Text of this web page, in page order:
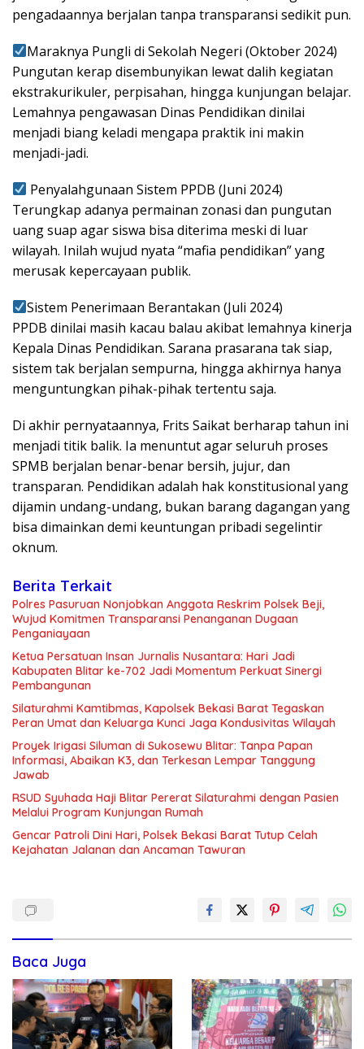
pengadaannya berjalan tanpa transparansi sedikit pun.
Maraknya Pungli di Sekolah Negeri (Oktober 2024)
Pungutan kerap disembunyikan lewat dalih kegiatan
ekstrakurikuler, perpisahan, hingga kunjungan belajar.
Lemahnya pengawasan Dinas Pendidikan dinilai
menjadi biang keladi mengapa praktik ini makin
menjadi-jadi.
Penyalahgunaan Sistem PPDB (Juni 2024)
Terungkap adanya permainan zonasi dan pungutan
uang suap agar siswa bisa diterima meski di luar
wilayah. Inilah wujud nyata “mafia pendidikan” yang
merusak kepercayaan publik.
Sistem Penerimaan Berantakan (Juli 2024)
PPDB dinilai masih kacau balau akibat lemahnya kinerja
Kepala Dinas Pendidikan. Sarana prasarana tak siap,
sistem tak berjalan sempurna, hingga akhirnya hanya
menguntungkan pihak-pihak tertentu saja.
Di akhir pernyataannya, Frits Saikat berharap tahun ini
menjadi titik balik. Ia menuntut agar seluruh proses
SPMB berjalan benar-benar bersih, jujur, dan
transparan. Pendidikan adalah hak konstitusional yang
dijamin undang-undang, bukan barang dagangan yang
bisa dimainkan demi keuntungan pribadi segelintir
oknum.
Berita Terkait
Polres Pasuruan Nonjobkan Anggota Reskrim Polsek Beji,
Wujud Komitmen Transparansi Penanganan Dugaan
Penganiayaan
Ketua Persatuan Insan Jurnalis Nusantara: Hari Jadi
Kabupaten Blitar ke-702 Jadi Momentum Perkuat Sinergi
Pembangunan
Silaturahmi Kamtibmas, Kapolsek Bekasi Barat Tegaskan
Peran Umat dan Keluarga Kunci Jaga Kondusivitas Wilayah
Proyek Irigasi Siluman di Sukosewu Blitar: Tanpa Papan
Informasi, Abaikan K3, dan Terkesan Lempar Tanggung
Jawab
RSUD Syuhada Haji Blitar Pererat Silaturahmi dengan Pasien
Melalui Program Kunjungan Rumah
Gencar Patroli Dini Hari, Polsek Bekasi Barat Tutup Celah
Kejahatan Jalanan dan Ancaman Tawuran
Baca Juga